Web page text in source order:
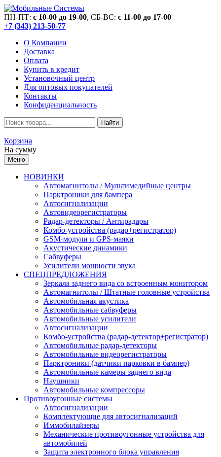
ПН-ПТ: c 10-00 до 19-00, СБ-ВС: c 11-00 до 17-00
+7 (343) 213-50-77
О Компании
Доставка
Оплата
Купить в кредит
Установочный центр
Для оптовых покупателей
Контакты
Конфиденциальность
Найти
Корзина
На сумму
Меню
НОВИНКИ
Автомагнитолы / Мультимедийные центры
Парктроники для бампера
Автосигнализации
Автовидеорегистраторы
Радар-детекторы / Антирадары
Комбо-устройства (радар+регистратор)
GSM-модули и GPS-маяки
Акустические динамики
Сабвуферы
Усилители мощности звука
СПЕЦПРЕДЛОЖЕНИЯ
Зеркала заднего вида со встроенным монитором
Автомагнитолы / Штатные головные устройства
Автомобильная акустика
Автомобильные сабвуферы
Автомобильные усилители
Автосигнализации
Комбо-устройства (радар-детектор+регистратор)
Автомобильные радар-детекторы
Автомобильные видеорегистраторы
Парктроники (датчики парковки в бампер)
Автомобильные камеры заднего вида
Наушники
Автомобильные компрессоры
Противоугонные системы
Автосигнализации
Комплектующие для автосигнализаций
Иммобилайзеры
Механические противоугонные устройства для
автомобилей
Защита электронного блока управления